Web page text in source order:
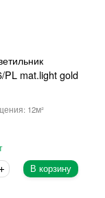
PL mat.light gold
12
В корзину